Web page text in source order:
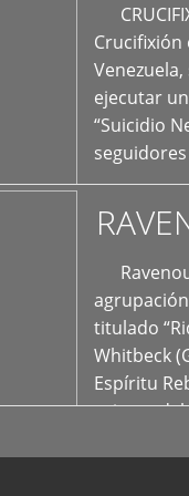
Crucifixión
ejecutar
“Suicidio
titulado
Whitbeck
Espíritu
oriente